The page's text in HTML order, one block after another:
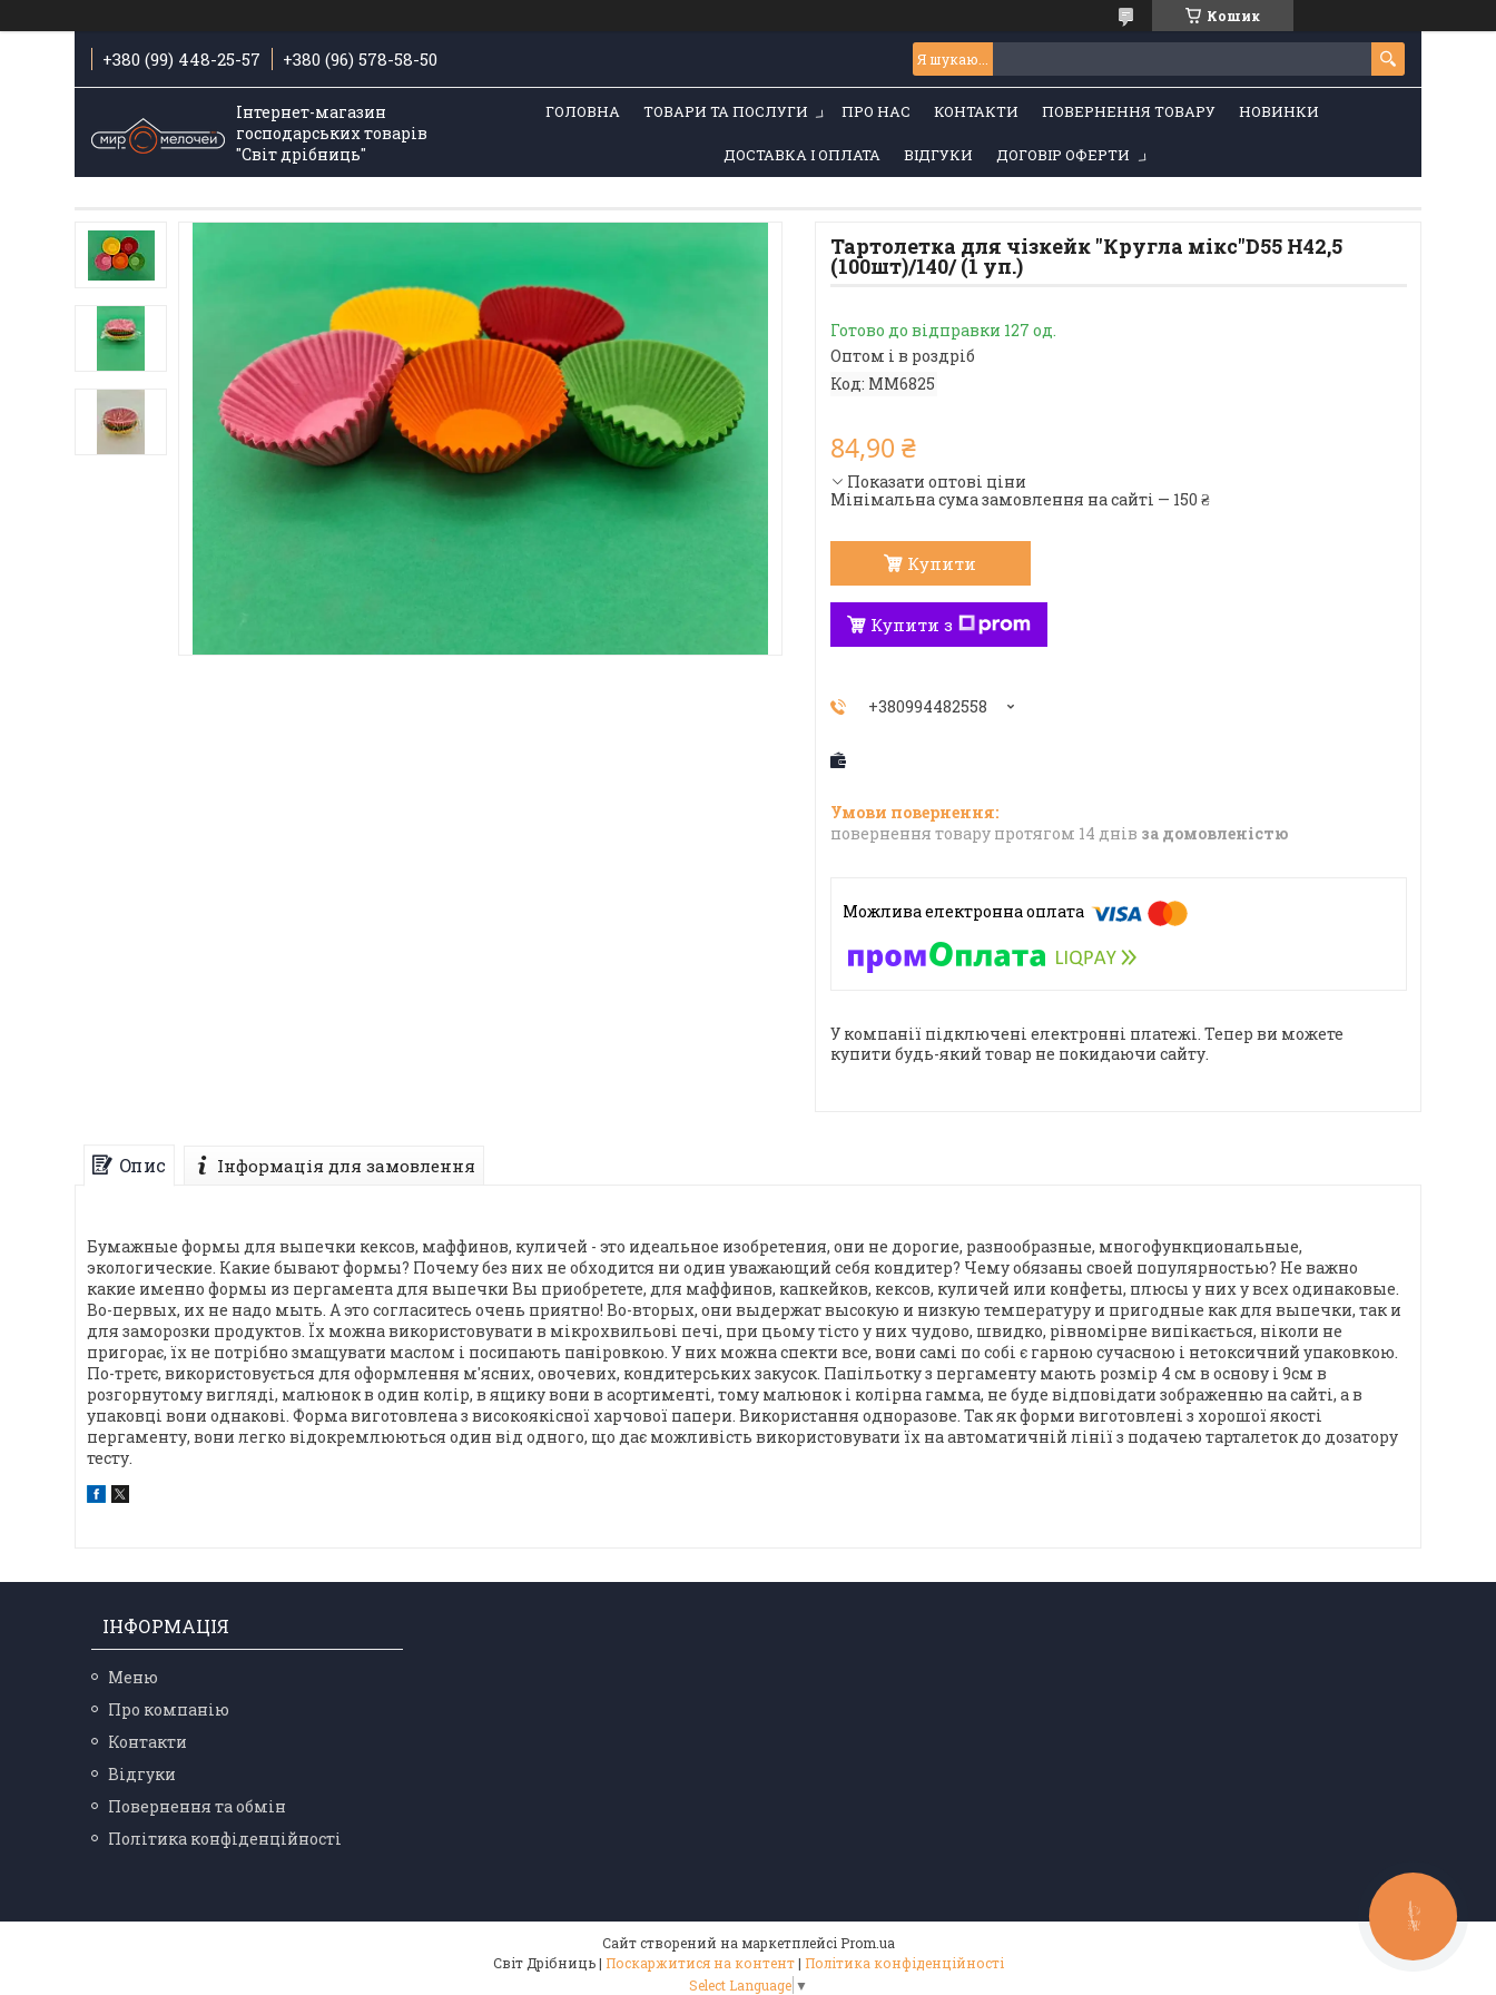
Кошик
+380 (99) 448-25-57 +380 (96) 578-58-50
Інтернет-магазин
господарських товарів
"Світ дрібниць"
ГОЛОВНА ТОВАРИ ТА ПОСЛУГИ ПРО НАС КОНТАКТИ ПОВЕРНЕННЯ ТОВАРУ НОВИНКИ
ДОСТАВКА І ОПЛАТА ВІДГУКИ ДОГОВІР ОФЕРТИ
Тартолетка для чізкейк "Кругла мікс"D55 H42,5
(100шт)/140/ (1 уп.)
Готово до відправки 127 од.
Оптом і в роздріб
Код: MM6825
84,90 ₴
Показати оптові ціни
Мінімальна сума замовлення на сайті — 150 ₴
Купити
Купити з
+380994482558
повернення товару протягом 14 днів за домовленістю
У компанії підключені електронні платежі. Тепер ви можете
купити будь-який товар не покидаючи сайту.
Опис Інформація для замовлення
Бумажные формы для выпечки кексов, маффинов, куличей - это идеальное изобретения, они не дорогие, разнообразные, многофункциональные,
экологические. Какие бывают формы? Почему без них не обходится ни один уважающий себя кондитер? Чему обязаны своей популярностью? Не важно
какие именно формы из пергамента для выпечки Вы приобретете, для маффинов, капкейков, кексов, куличей или конфеты, плюсы у них у всех одинаковые.
Во-первых, их не надо мыть. А это согласитесь очень приятно! Во-вторых, они выдержат высокую и низкую температуру и пригодные как для выпечки, так и
для заморозки продуктов. Їх можна використовувати в мікрохвильові печі, при цьому тісто у них чудово, швидко, рівномірне випікається, ніколи не
пригорає, їх не потрібно змащувати маслом і посипають паніровкою. У них можна спекти все, вони самі по собі є гарною сучасною і нетоксичний упаковкою.
По-третє, використовується для оформлення м'ясних, овочевих, кондитерських закусок. Папільотку з пергаменту мають розмір 4 см в основу і 9см в
розгорнутому вигляді, малюнок в один колір, в ящику вони в асортименті, тому малюнок і колірна гамма, не буде відповідати зображенню на сайті, а в
упаковці вони однакові. Форма виготовлена з високоякісної харчової папери. Використання одноразове. Так як форми виготовлені з хорошої якості
пергаменту, вони легко відокремлюються один від одного, що дає можливість використовувати їх на автоматичній лінії з подачею тарталеток до дозатору
тесту.
ІНФОРМАЦІЯ
Меню
Про компанію
Контакти
Відгуки
Повернення та обмін
Політика конфіденційності
Сайт створений на маркетплейсі Prom.ua
Світ Дрібниць | Поскаржитися на контент | Політика конфіденційності
Select Language ▼
КНОПКА
ЗВ'ЯЗКУ